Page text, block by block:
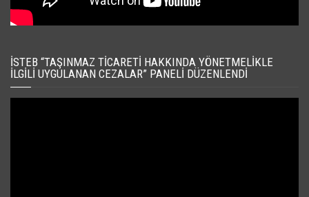
İSTEB “TAŞINMAZ TICARETI HAKKINDA YÖNETMELIKLE
İLGILI UYGULANAN CEZALAR” PANELI DÜZENLENDI